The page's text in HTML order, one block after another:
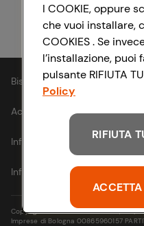
Bisogno di aiuto?
Accessibilità
Informativa cookie
Informativa privacy
Copyright © 2021- Via Michelino, 59 |
Imprese di Bologna 00865960157
I COOKIE, oppure
che vuoi installare,
COOKIES . Se
l’installazione,
pulsante RIFIUTA
Policy
RIFIUTA